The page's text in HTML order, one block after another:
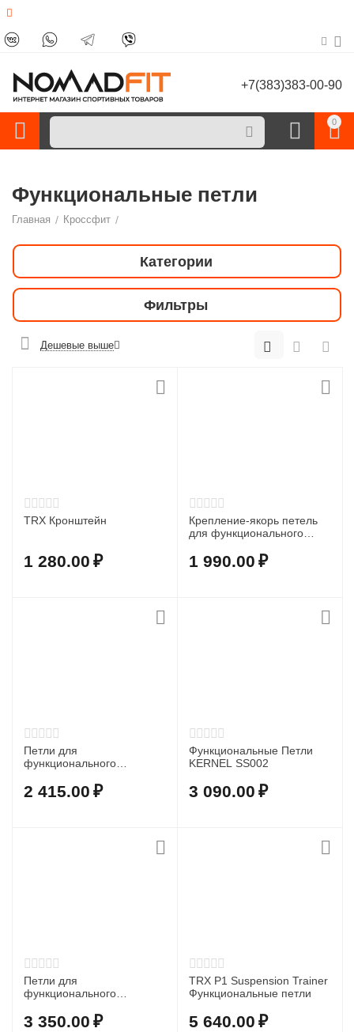
+7(383)383-00-90
0
Функциональные петли
Главная / Кроссфит /
Категории
Фильтры
Дешевые выше
TRX Кронштейн
1 280.00 ₽
Крепление-якорь петель
для функционального
1 990.00 ₽
Петли для
функционального
2 415.00 ₽
Функциональные Петли
KERNEL SS002
3 090.00 ₽
Петли для
функционального
GYM,набор
3 350.00 ₽
TRX P1 Suspension Trainer
Функциональные петли
5 640.00 ₽